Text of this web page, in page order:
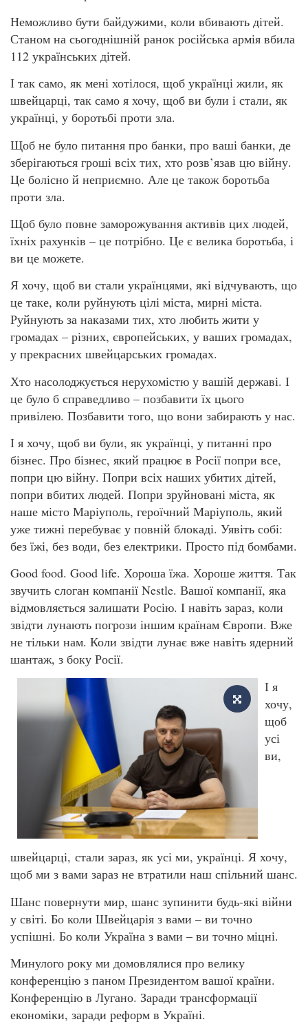
Неможливо бути байдужими, коли вбивають дітей.
Станом на сьогоднішній ранок російська армія вбила
112 українських дітей.
І так само, як мені хотілося, щоб українці жили, як
швейцарці, так само я хочу, щоб ви були і стали, як
українці, у боротьбі проти зла.
Щоб не було питання про банки, про ваші банки, де
зберігаються гроші всіх тих, хто розв’язав цю війну.
Це болісно й неприємно. Але це також боротьба
проти зла.
Щоб було повне заморожування активів цих людей,
їхніх рахунків – це потрібно. Це є велика боротьба, і
ви це можете.
Я хочу, щоб ви стали українцями, які відчувають, що
це таке, коли руйнують цілі міста, мирні міста.
Руйнують за наказами тих, хто любить жити у
громадах – різних, європейських, у ваших громадах,
у прекрасних швейцарських громадах.
Хто насолоджується нерухомістю у вашій державі. І
це було б справедливо – позбавити їх цього
привілею. Позбавити того, що вони забирають у нас.
І я хочу, щоб ви були, як українці, у питанні про
бізнес. Про бізнес, який працює в Росії попри все,
попри цю війну. Попри всіх наших убитих дітей,
попри вбитих людей. Попри зруйновані міста, як
наше місто Маріуполь, героїчний Маріуполь, який
уже тижні перебуває у повній блокаді. Уявіть собі:
без їжі, без води, без електрики. Просто під бомбами.
Good food. Good life. Хороша їжа. Хороше життя. Так
звучить слоган компанії Nestle. Вашої компанії, яка
відмовляється залишати Росію. І навіть зараз, коли
звідти лунають погрози іншим країнам Європи. Вже
не тільки нам. Коли звідти лунає вже навіть ядерний
шантаж, з боку Росії.
І я
хочу,
щоб
усі
ви,
швейцарці, стали зараз, як усі ми, українці. Я хочу,
щоб ми з вами зараз не втратили наш спільний шанс.
Шанс повернути мир, шанс зупинити будь-які війни
у світі. Бо коли Швейцарія з вами – ви точно
успішні. Бо коли Україна з вами – ви точно міцні.
Минулого року ми домовлялися про велику
конференцію з паном Президентом вашої країни.
Конференцію в Лугано. Заради трансформації
економіки, заради реформ в Україні.